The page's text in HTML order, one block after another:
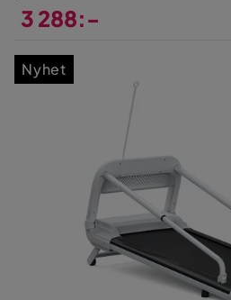
3 288:-
Nyhet